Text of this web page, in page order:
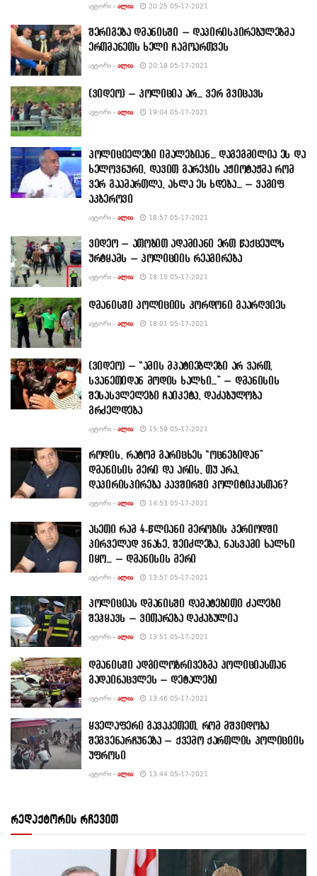
ᲐᲕᲢᲝᲠᲘ - ᲐᲚᲘᲐ 20:25 05-17-2021
შერიგება დმანისში – დაპირისპირებულებმა
ერთმანეთს ხელი ჩამოართვეს
ᲐᲕᲢᲝᲠᲘ - ᲐᲚᲘᲐ 20:18 05-17-2021
(ვიდეო) – პოლიცია არ… ვერ გვიცავს
ᲐᲕᲢᲝᲠᲘ - ᲐᲚᲘᲐ 19:04 05-17-2021
პოლიციელები იმალებიან… დაგეგმილია ეს და
ხელოვნური, დავით გარეჯის აჟიოტაჟმა რომ
ვერ გაამართლა, ახლა ეს ხდება… – ვაგიფ
აკბეროვი
ᲐᲕᲢᲝᲠᲘ - ᲐᲚᲘᲐ 18:57 05-17-2021
ვიდეო – ათობით ადამიანი ერთ წაქცეულს
ურტყამს – პოლიციის რეაგირება
ᲐᲕᲢᲝᲠᲘ - ᲐᲚᲘᲐ 18:10 05-17-2021
დმანისში პოლიციის კორდონი გაარღვიეს
ᲐᲕᲢᲝᲠᲘ - ᲐᲚᲘᲐ 18:01 05-17-2021
(ვიდეო) – “ამის მპატიებლები არ ვართ,
სვანეთიდან მოდის ხალხი…” – დმანისის
შესასვლელები ჩაიკეტა, დაძაბულობა
გრძელდება
ᲐᲕᲢᲝᲠᲘ - ᲐᲚᲘᲐ 15:59 05-17-2021
როდის, რატომ გარიცხეს “ოცნებიდან”
დმანისის მერი და არის, თუ არა,
დაპირისპირება კავშირში პოლიტიკასთან?
ᲐᲕᲢᲝᲠᲘ - ᲐᲚᲘᲐ 14:53 05-17-2021
ასეთი რამ 4-წლიანი მერობის პერიოდში
პირველად ვნახე, შეიძლება, ნასვამი ხალხი
იყო… – დმანისის მერი
ᲐᲕᲢᲝᲠᲘ - ᲐᲚᲘᲐ 13:57 05-17-2021
პოლიციას დმანისში დამატებითი ძალები
შეჰყავს – ვითარება დაძაბულია
ᲐᲕᲢᲝᲠᲘ - ᲐᲚᲘᲐ 13:51 05-17-2021
დმანისში ადგილობრივებმა პოლიციასთან
გადაინაცვლეს – დეტალები
ᲐᲕᲢᲝᲠᲘ - ᲐᲚᲘᲐ 13:46 05-17-2021
ყველაფერი გავაკეთეთ, რომ მშვიდობა
შეგვენარჩუნება – ქვემო ქართლის პოლიციის
უფროსი
ᲐᲕᲢᲝᲠᲘ - ᲐᲚᲘᲐ 13:44 05-17-2021
რედაქტორის რჩევით